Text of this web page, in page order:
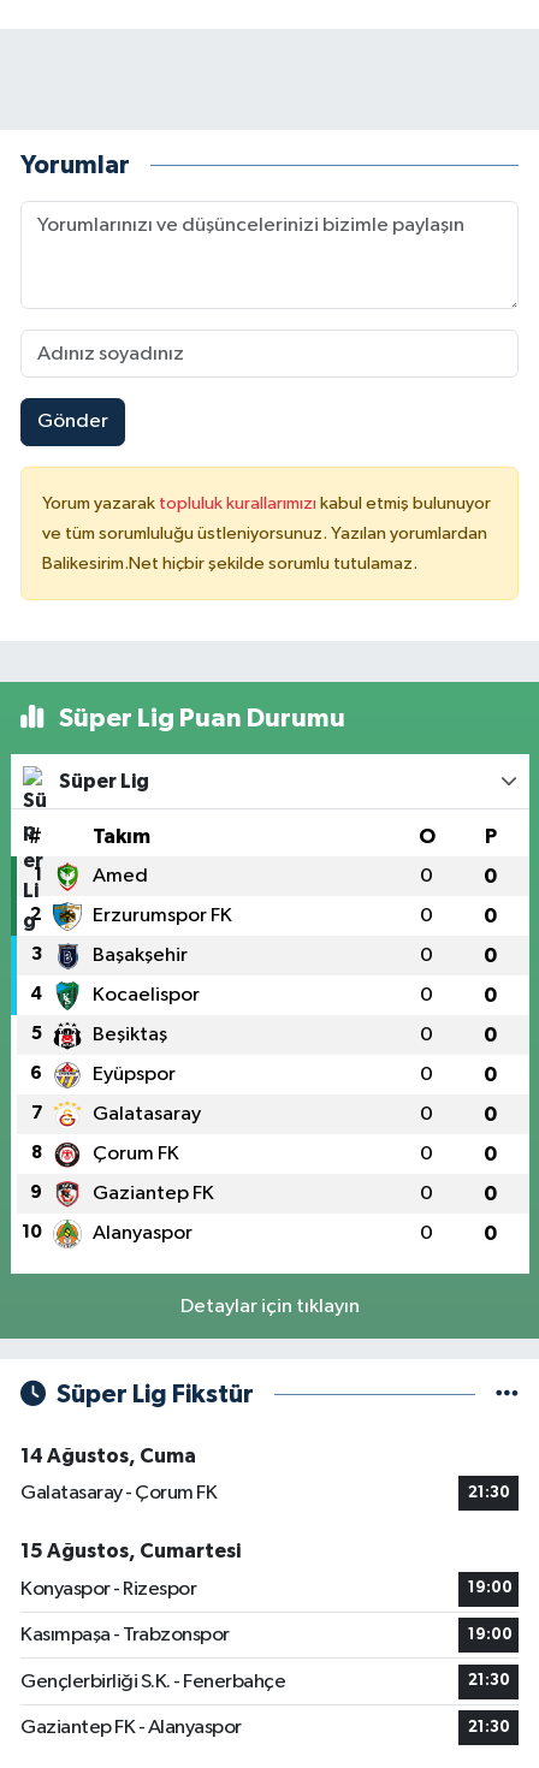
Yorumlar
Gönder
Yorum yazarak topluluk kurallarımızı kabul etmiş bulunuyor
ve tüm sorumluluğu üstleniyorsunuz. Yazılan yorumlardan
Balikesirim.Net hiçbir şekilde sorumlu tutulamaz.
Süper Lig Puan Durumu
Süper Lig
# Takım O P
1 Amed 0 0
2 Erzurumspor FK 0 0
3 Başakşehir 0 0
4 Kocaelispor 0 0
5 Beşiktaş 0 0
6 Eyüpspor 0 0
7 Galatasaray 0 0
8 Çorum FK 0 0
9 Gaziantep FK 0 0
10 Alanyaspor 0 0
Detaylar için tıklayın
Süper Lig Fikstür
14 Ağustos, Cuma
Galatasaray - Çorum FK
21:30
15 Ağustos, Cumartesi
Konyaspor - Rizespor
19:00
Kasımpaşa - Trabzonspor 19:00
Gençlerbirliği S.K. - Fenerbahçe 21:30
Gaziantep FK - Alanyaspor 21:30